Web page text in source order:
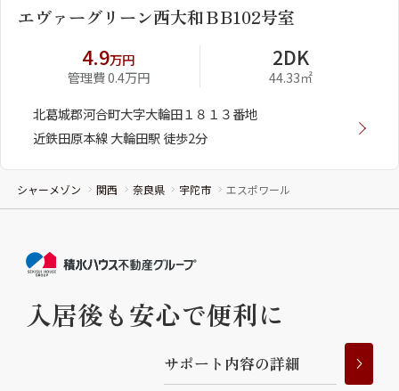
エヴァーグリーン西大和ＢB102号室
4.9万円
管理費 0.4万円
2DK
44.33㎡
北葛城郡河合町大字大輪田１８１３番地
近鉄田原本線 大輪田駅 徒歩2分
シャーメゾン 関西 奈良県 宇陀市 エスポワール
入居後も安心で便利に
サポー ト 内容の詳細